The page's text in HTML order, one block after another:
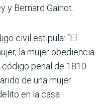
y Bernard Gainot.
civil estipula: “El
la mujer obediencia
código penal de 1810
de una mujer
en la casa